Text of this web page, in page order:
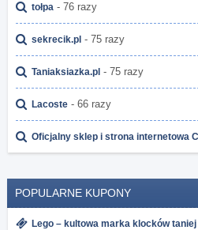
tołpa - 76 razy
sekrecik.pl - 75 razy
Taniaksiazka.pl - 75 razy
Lacoste - 66 razy
Oficjalny sklep i strona internetowa
POPULARNE KUPONY
Lego – kultowa marka klocków taniej